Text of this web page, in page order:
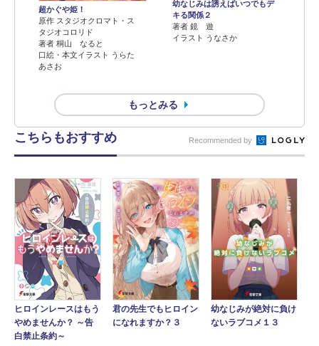
超かぐや姫！
原作 スタジオクロマト・ス
タジオコロリド
著者 桐山 なると
口絵・本文イラスト うらた
あさお
幼なじみは誘えばいつでもデ
キる関係２
著者 鏡 遊
イラスト うなさか
もっとみる
こちらもおすすめ Recommended by
ヒロインレースはもう
やめませんか？ ～告
白禁止条約～
君の先生でもヒロイン
になれますか？３
幼なじみが絶対に負け
ないラブコメ１３